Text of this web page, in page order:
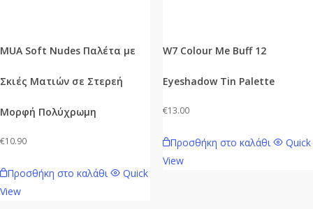
MUA Soft Nudes Παλέτα με
Σκιές Ματιών σε Στερεή
Μορφή Πολύχρωμη
€10.90
Προσθήκη στο καλάθι
Quick
View
W7 Colour Me Buff 12
Eyeshadow Tin Palette
€13.00
Προσθήκη στο καλάθι
Quick
View